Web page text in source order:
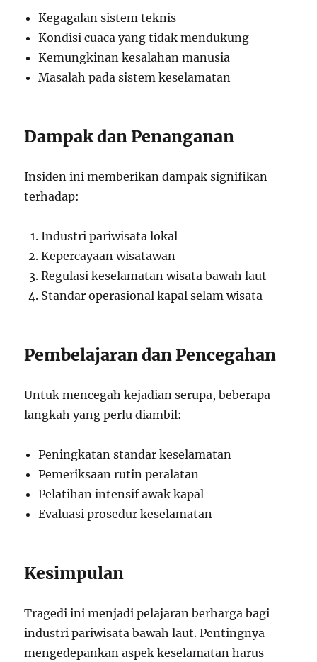
Kegagalan sistem teknis
Kondisi cuaca yang tidak mendukung
Kemungkinan kesalahan manusia
Masalah pada sistem keselamatan
Dampak dan Penanganan
Insiden ini memberikan dampak signifikan
terhadap:
Industri pariwisata lokal
Kepercayaan wisatawan
Regulasi keselamatan wisata bawah laut
Standar operasional kapal selam wisata
Pembelajaran dan Pencegahan
Untuk mencegah kejadian serupa, beberapa
langkah yang perlu diambil:
Peningkatan standar keselamatan
Pemeriksaan rutin peralatan
Pelatihan intensif awak kapal
Evaluasi prosedur keselamatan
Kesimpulan
Tragedi ini menjadi pelajaran berharga bagi
industri pariwisata bawah laut. Pentingnya
mengedepankan aspek keselamatan harus